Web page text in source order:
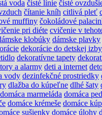
voda čisté línie čisté
čítanie kníh citlivá pleť
muffiny čokoládové
pri diéte cvičenie v
klobúky dámske plavky
dekorácie do detskej izby
dekoratívne tapety
a alarmy deti a internet
vody dezinfekčné prostriedky
dlažba do kúpeľne dlhé šaty
domáca marmeláda domáca
domáce krémeše domáce
sušienky domáce úlohy